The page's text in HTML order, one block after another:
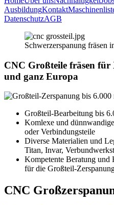
AusbildungKontakt
DatenschutzAGB
Schwerzerspanung fräsen
CNC Großteile fräsen
und ganz Europa
Großteil-Bearbeitung bis
Komlexe und
oder Verbindungsteile
Diverse Materialien und
Titan, Invar,
Kompetente Beratung und
für die Großteil-
CNC